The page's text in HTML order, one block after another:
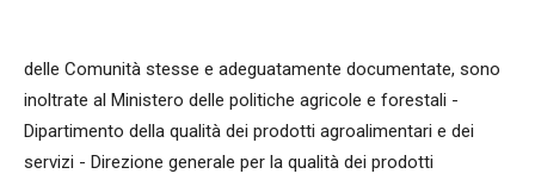
delle Comunità stesse e adeguatamente documentate, sono
inoltrate al Ministero delle politiche agricole e forestali -
Dipartimento della qualità dei prodotti agroalimentari e dei
servizi - Direzione generale per la qualità dei prodotti